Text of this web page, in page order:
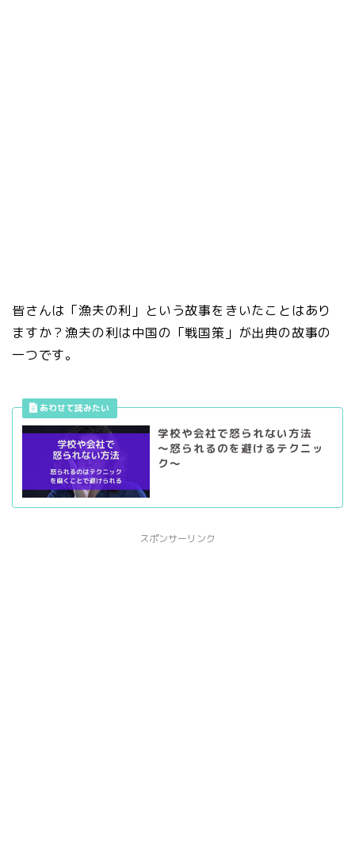
皆さんは「漁夫の利」という故事をきいたことはあり
ますか？漁夫の利は中国の「戦国策」が出典の故事の
一つです。
学校や会社で怒られない方法
～怒られるのを避けるテクニッ
ク～
スポンサーリンク